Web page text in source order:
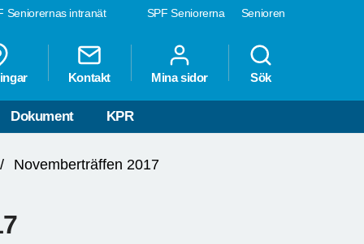
SPF Seniorerna Senioren
Seniorernas intranät
Kontakt Mina sidor Sök
Dokument KPR
Novemberträffen 2017